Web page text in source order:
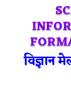
विज्ञान